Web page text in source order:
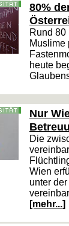
80%
Rund 80
Muslime
heute
Nur
Die
Wien
unter
[mehr...]